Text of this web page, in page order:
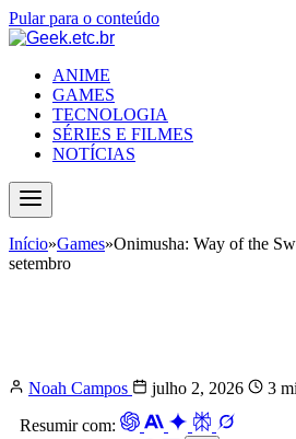
Pular para o conteúdo
ANIME
GAMES
TECNOLOGIA
SÉRIES E FILMES
NOTÍCIAS
Início»Games»Onimusha: Way of the
setembro
Noah Campos julho 2, 2026
3
Resumir com: